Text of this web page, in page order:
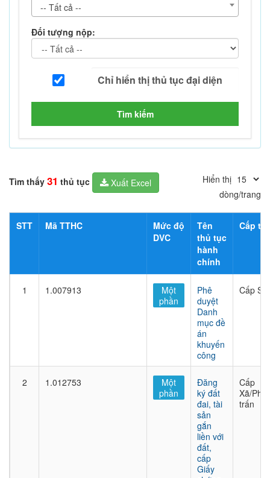
-- Tất cả --
Đối tượng nộp:
Tìm kiếm
Tìm thấy 31 thủ tục Xuất Excel
Hiển thị
dòng/trang
STT Mã TTHC
Mức độ
DVC
Tên
thủ tục
hành
chính
Cấp
1 1.007913
Một
phần
Phê
duyệt
Danh
mục đề
án
khuyến
công
Cấp Sở
2 1.012753
Một
phần
Đăng
ký đất
đai, tài
sản
gắn
liền với
đất,
cấp
Giấy
Cấp
Xã/
trấn